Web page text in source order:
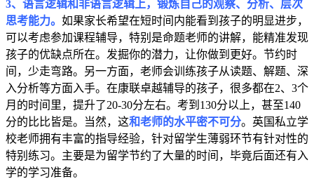
3、语言逻辑和非语言逻辑上，锻炼自己的观察、分析、层次
思考能力。 如果家长希望在短时间内能看到孩子的明显进步，
可以考虑参加课程辅导，特别是命题老师的讲解，能精准发现
孩子的优缺点所在。发掘你的潜力，让你做到更好。节约时
间，少走弯路。另一方面，老师会训练孩子从读题、解题、深
入分析等方面入手。在康联卓越辅导的孩子，很多都在2、3个
月的时间里，提升了20-30分左右。考到130分以上，甚至140
分的比比皆是。当然，这和老师的水平密不可分。英国私立学
校老师拥有丰富的指导经验，针对留学生薄弱环节有针对性的
特别练习。主要是为留学节约了大量的时间，毕竟后面还有入
学的学习准备。